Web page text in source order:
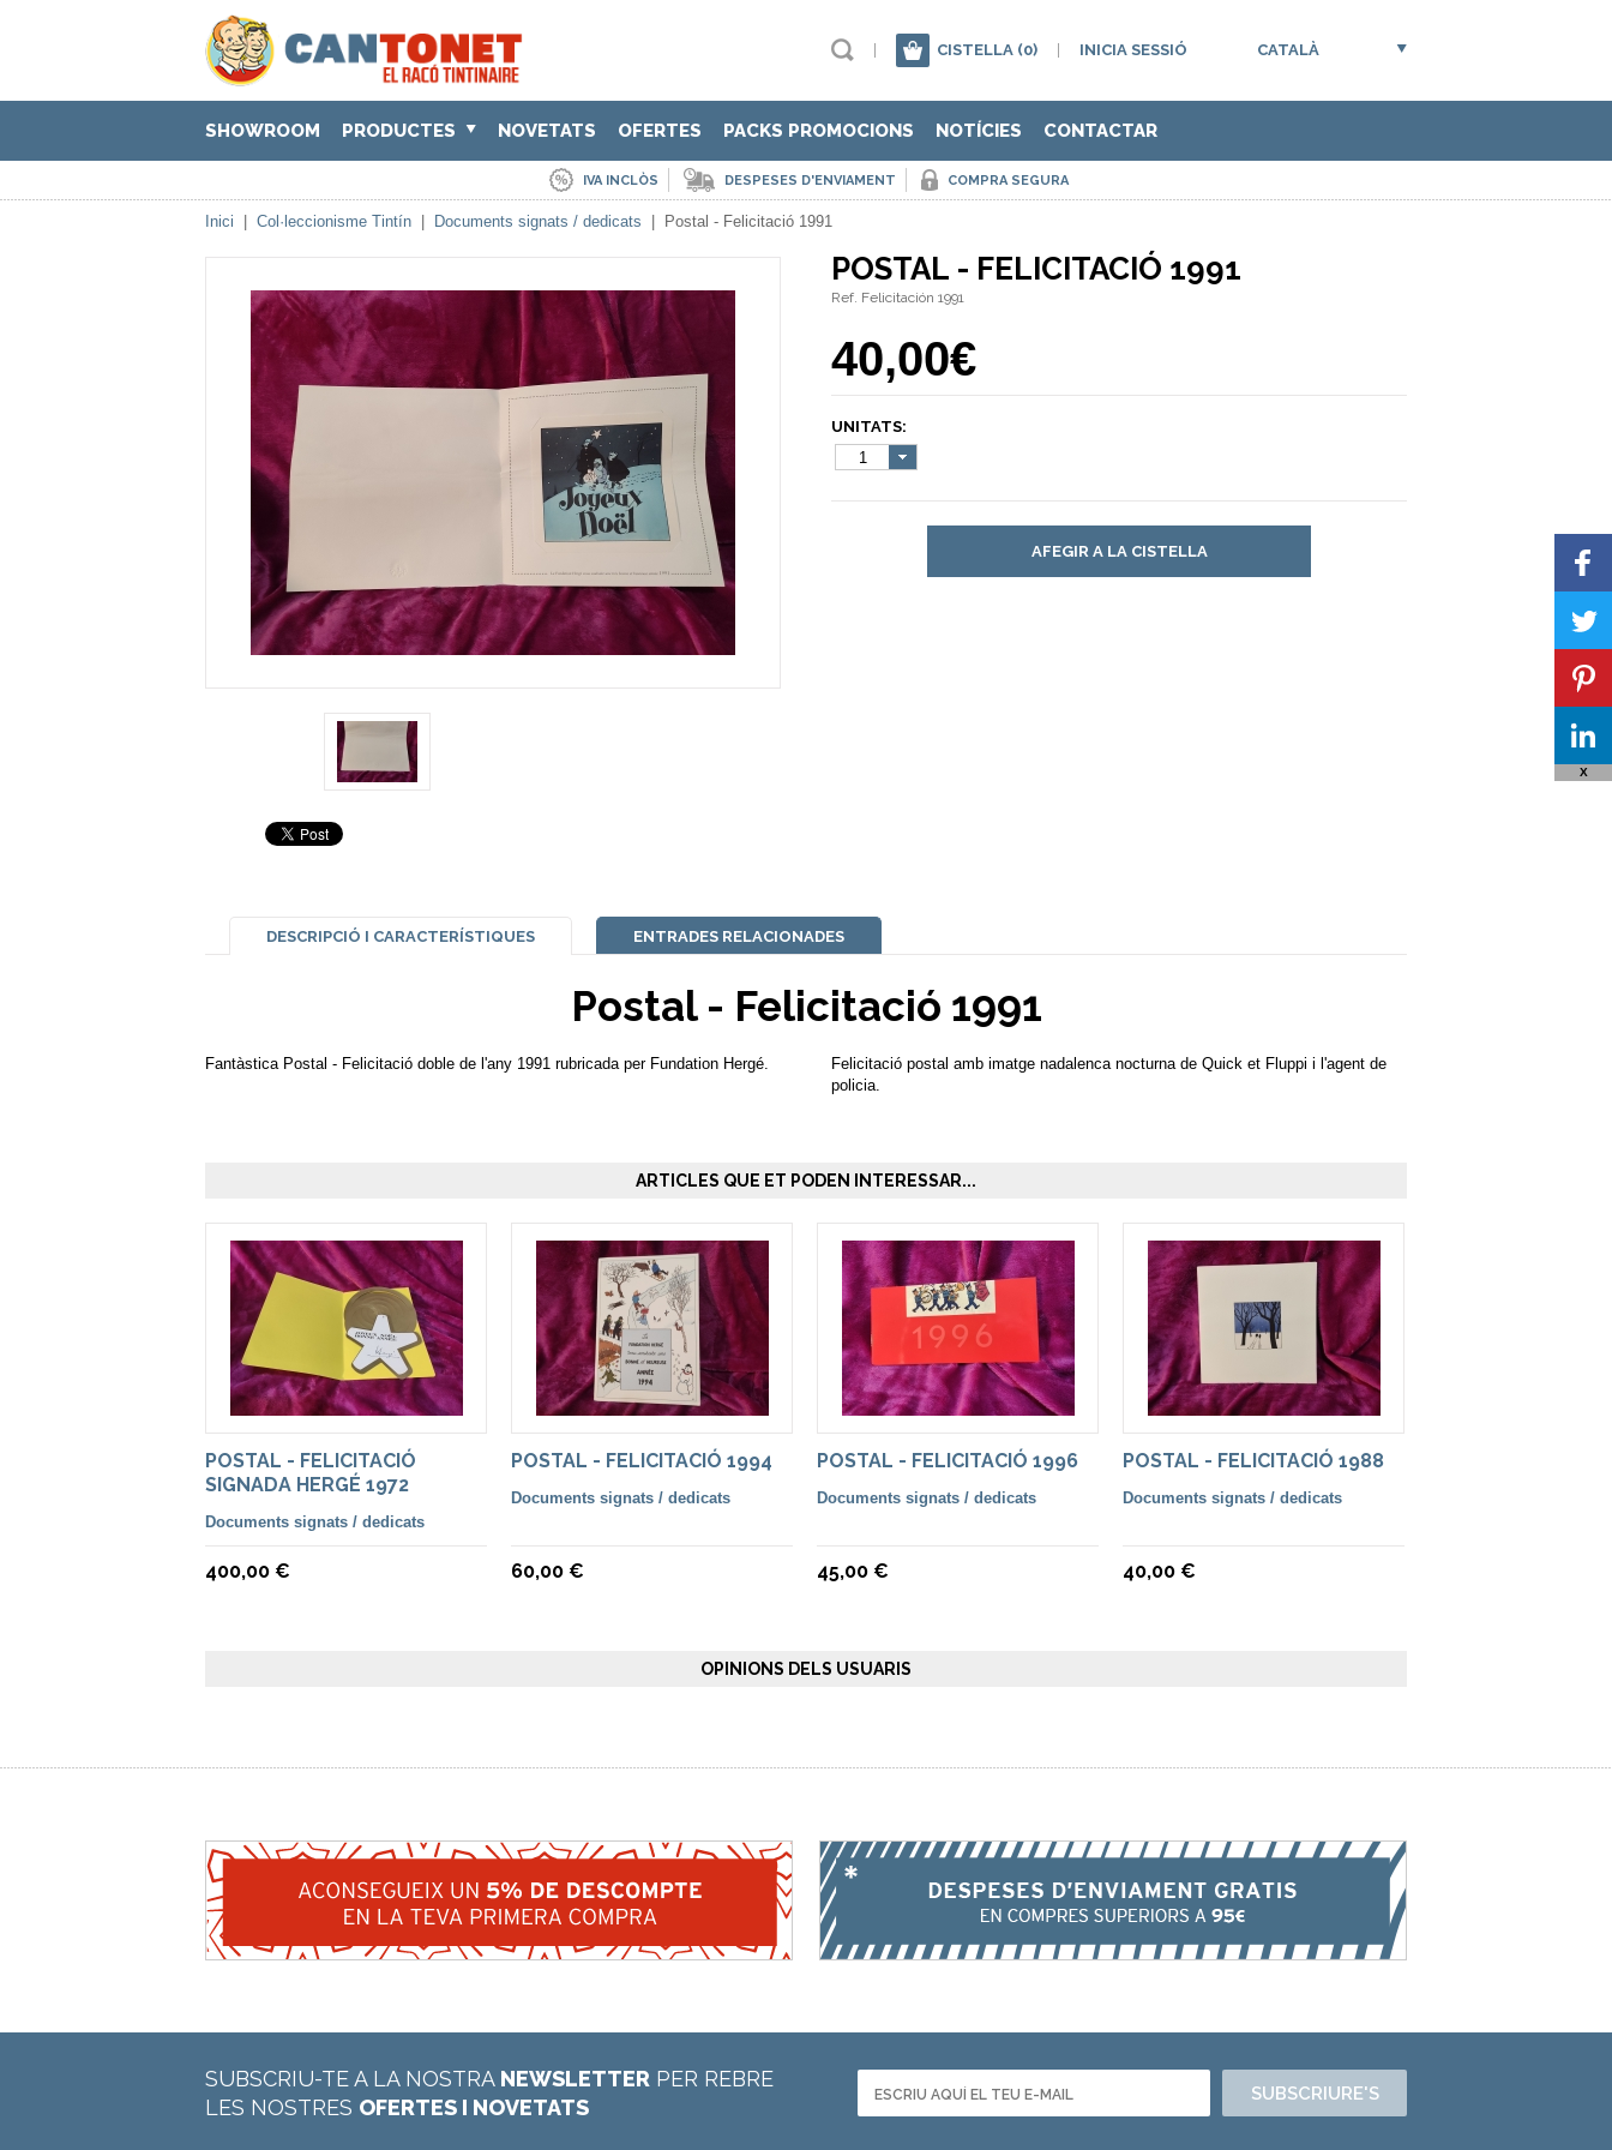
CISTELLA (0) INICIA SESSIÓ CATALÀ
SHOWROOM PRODUCTES NOVETATS OFERTES PACKS PROMOCIONS NOTÍCIES CONTACTAR
IVA INCLÒS DESPESES D'ENVIAMENT COMPRA SEGURA
Inici Col·leccionisme Tintín Documents signats / dedicats Postal - Felicitació 1991
POSTAL - FELICITACIÓ 1991
Ref. Felicitación 1991
40,00€
UNITATS:
1
AFEGIR A LA CISTELLA
DESCRIPCIÓ I CARACTERÍSTIQUES ENTRADES RELACIONADES
Postal - Felicitació 1991
Fantàstica Postal - Felicitació doble de l'any 1991 rubricada per Fundation Hergé.​
Felicitació postal amb imatge nadalenca nocturna de Quick et Fluppi i l'agent de
policia.
ARTICLES QUE ET PODEN INTERESSAR...
POSTAL - FELICITACIÓ
SIGNADA HERGÉ 1972
Documents signats / dedicats
400,00 €
POSTAL - FELICITACIÓ 1994
Documents signats / dedicats
60,00 €
POSTAL - FELICITACIÓ 1996
Documents signats / dedicats
45,00 €
POSTAL - FELICITACIÓ 1988
Documents signats / dedicats
40,00 €
OPINIONS DELS USUARIS
SUBSCRIU-TE A LA NOSTRA NEWSLETTER PER REBRE
LES NOSTRES OFERTES I NOVETATS
SUBSCRIURE'S
X